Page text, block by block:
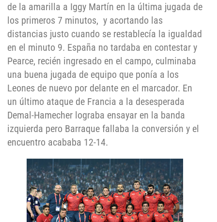
de la amarilla a Iggy Martín en la última jugada de
los primeros 7 minutos, y acortando las
distancias justo cuando se restablecía la igualdad
en el minuto 9. España no tardaba en contestar y
Pearce, recién ingresado en el campo, culminaba
una buena jugada de equipo que ponía a los
Leones de nuevo por delante en el marcador. En
un último ataque de Francia a la desesperada
Demal-Hamecher lograba ensayar en la banda
izquierda pero Barraque fallaba la conversión y el
encuentro acababa 12-14.